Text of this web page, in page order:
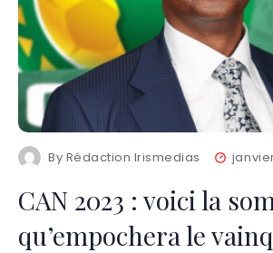
By Rédaction Irismedias
CAN 2023 : voici la
qu’empochera le